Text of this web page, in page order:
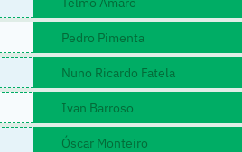
Pedro Pimenta
Nuno Ricardo Fatela
Ivan Barroso
Óscar Monteiro